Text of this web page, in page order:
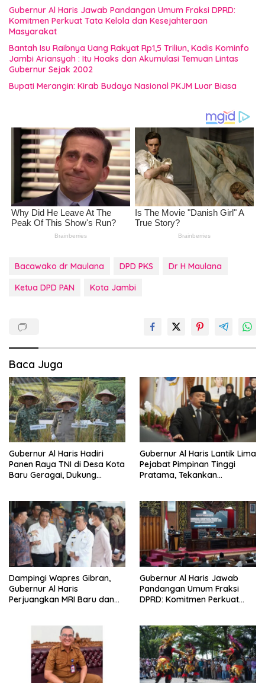
Gubernur Al Haris Jawab Pandangan Umum Fraksi DPRD:
Komitmen Perkuat Tata Kelola dan Kesejahteraan
Masyarakat
Bantah Isu Raibnya Uang Rakyat Rp1,5 Triliun, Kadis Kominfo
Jambi Ariansyah : Itu Hoaks dan Akumulasi Temuan Lintas
Gubernur Sejak 2002
Bupati Merangin: Kirab Budaya Nasional PKJM Luar Biasa
Bacawako dr Maulana DPD PKS
Dr H Maulana
Ketua DPD PAN
Kota Jambi
Baca Juga
Gubernur Al Haris Hadiri
Panen Raya TNI di Desa Kota
Baru Geragai, Dukung
Gubernur Al Haris Lantik Lima
Pejabat Pimpinan Tinggi
Pratama, Tekankan
Integritas
Dampingi Wapres Gibran,
Gubernur Al Haris
Perjuangkan MRI Baru dan
Gubernur Al Haris Jawab
Pandangan Umum Fraksi
DPRD: Komitmen Perkuat